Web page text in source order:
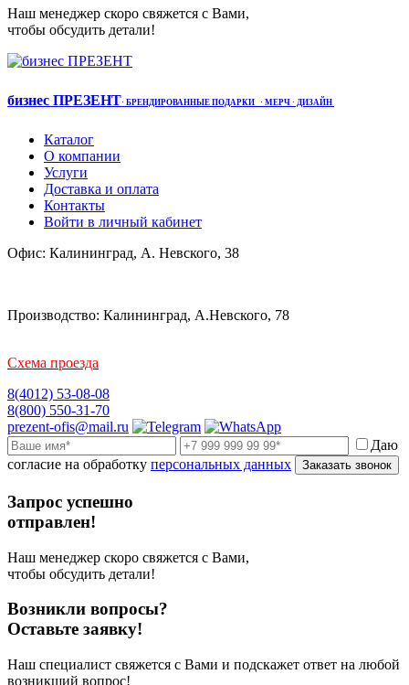
Наш менеджер скоро свяжется с Вами,
чтобы обсудить детали!
бизнес ПРЕЗЕНТ· БРЕНДИРОВАННЫЕ ПОДАРКИ · МЕРЧ · ДИЗАЙН
Каталог
О компании
Услуги
Доставка и оплата
Контакты
Войти в личный кабинет
Офис: Калининград, А. Невского, 38
Производство: Калининград, А.Невского, 78
Схема проезда
8(4012) 53-08-08
8(800) 550-31-70
prezent-ofis@mail.ru
Даю
согласие на обработку персональных данных Заказать звонок
Запрос успешно
отправлен!
Наш менеджер скоро свяжется с Вами,
чтобы обсудить детали!
Возникли вопросы?
Оставьте заявку!
Наш специалист свяжется с Вами и подскажет ответ на любой
возникший вопрос!